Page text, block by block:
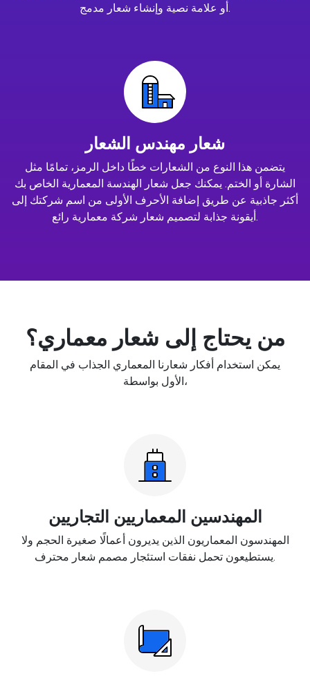
أو علامة نصية وإنشاء شعار مدمج.
شعار مهندس الشعار
يتضمن هذا النوع من الشعارات خطًا داخل الرمز، تمامًا مثل
الشارة أو الختم. يمكنك جعل شعار الهندسة المعمارية الخاص بك
أكثر جاذبية عن طريق إضافة الأحرف الأولى من اسم شركتك إلى
أيقونة جذابة لتصميم شعار شركة معمارية رائع.
من يحتاج إلى شعار معماري؟
يمكن استخدام أفكار شعارنا المعماري الجذاب في المقام
الأول بواسطة،
المهندسين المعماريين التجاريين
المهندسون المعماريون الذين يديرون أعمالًا صغيرة الحجم ولا
يستطيعون تحمل نفقات استئجار مصمم شعار محترف.